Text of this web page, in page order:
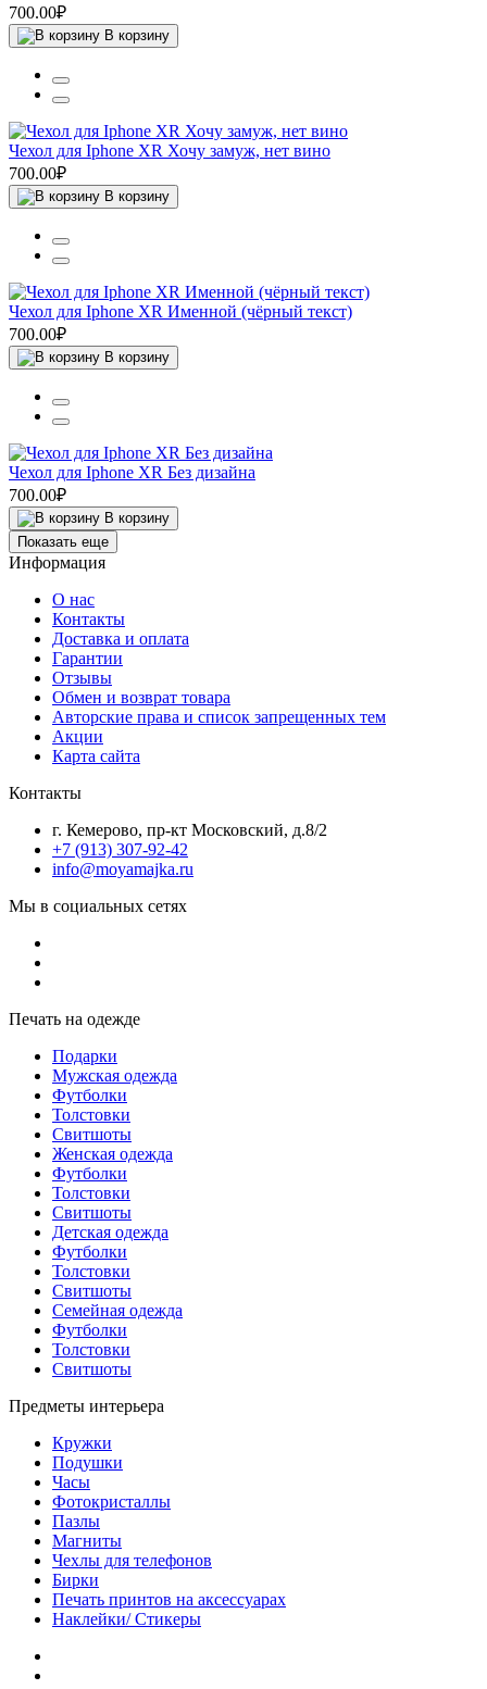
700.00₽
В корзину
Чехол для Iphone XR Хочу замуж, нет вино
700.00₽
В корзину
Чехол для Iphone XR Именной (чёрный текст)
700.00₽
В корзину
Чехол для Iphone XR Без дизайна
700.00₽
В корзину
Показать еще
Информация
О нас
Контакты
Доставка и оплата
Гарантии
Отзывы
Обмен и возврат товара
Авторские права и список запрещенных тем
Акции
Карта сайта
Контакты
г. Кемерово, пр-кт Московский, д.8/2
+7 (913) 307-92-42
info@moyamajka.ru
Мы в социальных сетях
Печать на одежде
Подарки
Мужская одежда
Футболки
Толстовки
Свитшоты
Женская одежда
Футболки
Толстовки
Свитшоты
Детская одежда
Футболки
Толстовки
Свитшоты
Семейная одежда
Футболки
Толстовки
Свитшоты
Предметы интерьера
Кружки
Подушки
Часы
Фотокристаллы
Пазлы
Магниты
Чехлы для телефонов
Бирки
Печать принтов на аксессуарах
Наклейки/ Стикеры